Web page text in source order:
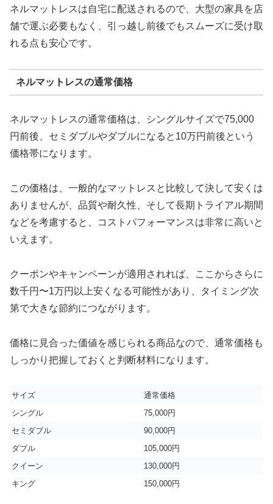
ネルマットレスは自宅に配送されるので、大型の家具を店
舗で運ぶ必要もなく、引っ越し前後でもスムーズに受け取
れる点も安心です。
ネルマットレスの通常価格
ネルマットレスの通常価格は、シングルサイズで75,000
円前後、セミダブルやダブルになると10万円前後という
価格帯になります。
この価格は、一般的なマットレスと比較して決して安くは
ありませんが、品質や耐久性、そして長期トライアル期間
などを考慮すると、コストパフォーマンスは非常に高いと
いえます。
クーポンやキャンペーンが適用されれば、ここからさらに
数千円〜1万円以上安くなる可能性があり、タイミング次
第で大きな節約につながります。
価格に見合った価値を感じられる商品なので、通常価格も
しっかり把握しておくと判断材料になります。
サイズ
通常価格
シングル
75,000円
セミダブル
90,000円
ダブル
105,000円
クイーン
130,000円
キング
150,000円